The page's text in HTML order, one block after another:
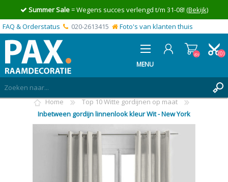
Summer Sale= Wegens succes verlengd t/m 31-08! (Bekijk)
FAQ & Orderstatus
020-2613415 Foto's van klanten thuis
MENU
INLOGGEN
MIJN OFFERTE
(0)
(0)
Home
Top 10 Witte gordijnen op maat
Inbetween gordijn linnenlook kleur Wit - New York